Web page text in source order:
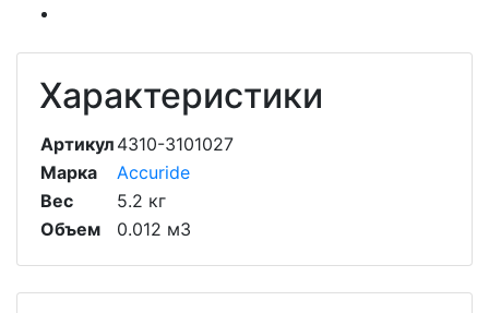
Характеристики
Артикул 4310-3101027
Марка
Accuride
Вес
5.2 кг
Объем
0.012 м3